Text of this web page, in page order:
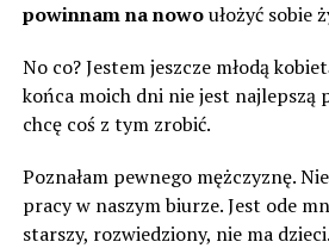
powinnam na nowoułożyć sobie
No co? Jestem jeszcze młodą
końca moich dni nie jest najlepszą
chcę coś z tym zrobić.
Poznałam pewnego mężczyznę.
pracy w naszym biurze. Jest ode
starszy, rozwiedziony, nie ma